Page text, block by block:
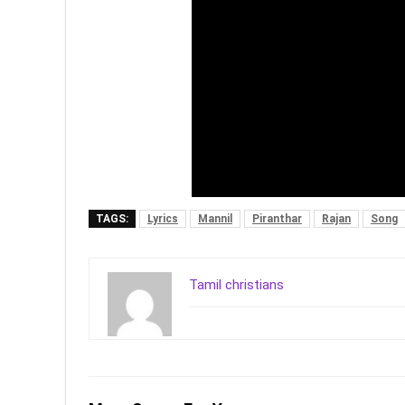
TAGS: Lyrics Mannil Piranthar Rajan Song
Tamil christians